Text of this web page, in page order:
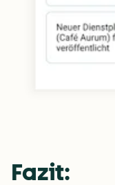
Fazit: